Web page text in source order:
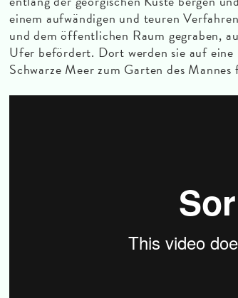
einem aufwändigen und teuren
und dem öffentlichen Raum gegraben,
Ufer befördert. Dort werden sie auf
Schwarze Meer zum Garten des Mannes